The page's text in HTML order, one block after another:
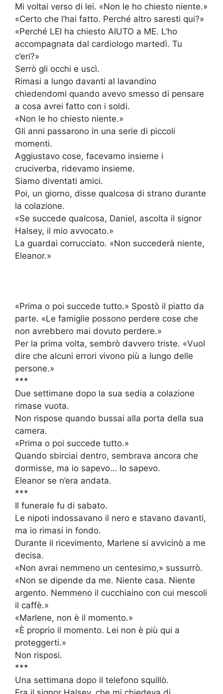
Mi voltai verso di lei. «Non le ho chiesto niente.»
«Certo che l’hai fatto. Perché altro saresti qui?»
«Perché LEI ha chiesto AIUTO a ME. L’ho
accompagnata dal cardiologo martedì. Tu
c’eri?»
Serrò gli occhi e uscì.
Rimasi a lungo davanti al lavandino
chiedendomi quando avevo smesso di pensare
a cosa avrei fatto con i soldi.
«Non le ho chiesto niente.»
Gli anni passarono in una serie di piccoli
momenti.
Aggiustavo cose, facevamo insieme i
cruciverba, ridevamo insieme.
Siamo diventati amici.
Poi, un giorno, disse qualcosa di strano durante
la colazione.
«Se succede qualcosa, Daniel, ascolta il signor
Halsey, il mio avvocato.»
La guardai corrucciato. «Non succederà niente,
Eleanor.»
«Prima o poi succede tutto.» Spostò il piatto da
parte. «Le famiglie possono perdere cose che
non avrebbero mai dovuto perdere.»
Per la prima volta, sembrò davvero triste. «Vuol
dire che alcuni errori vivono più a lungo delle
persone.»
***
Due settimane dopo la sua sedia a colazione
rimase vuota.
Non rispose quando bussai alla porta della sua
camera.
«Prima o poi succede tutto.»
Quando sbirciai dentro, sembrava ancora che
dormisse, ma io sapevo… lo sapevo.
Eleanor se n’era andata.
***
Il funerale fu di sabato.
Le nipoti indossavano il nero e stavano davanti,
ma io rimasi in fondo.
Durante il ricevimento, Marlene si avvicinò a me
decisa.
«Non avrai nemmeno un centesimo,» sussurrò.
«Non se dipende da me. Niente casa. Niente
argento. Nemmeno il cucchiaino con cui mescoli
il caffè.»
«Marlene, non è il momento.»
«È proprio il momento. Lei non è più qui a
proteggerti.»
Non risposi.
***
Una settimana dopo il telefono squillò.